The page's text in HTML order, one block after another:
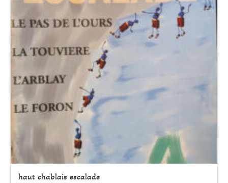
haut chablais escalade